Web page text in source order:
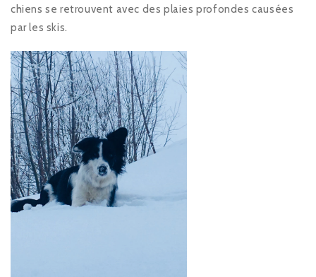
chiens se retrouvent avec des plaies profondes causées
par les skis.